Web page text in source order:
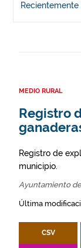
MEDIO RURAL
Registro
Registro de
municipio.
Ayuntamiento
Última
CSV